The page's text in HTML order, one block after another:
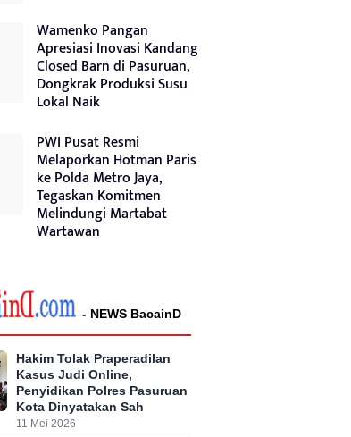
Wamenko Pangan
Apresiasi Inovasi Kandang
Closed Barn di Pasuruan,
Dongkrak Produksi Susu
Lokal Naik
PWI Pusat Resmi
Melaporkan Hotman Paris
ke Polda Metro Jaya,
Tegaskan Komitmen
Melindungi Martabat
Wartawan
- NEWS BacainD
Hakim Tolak Praperadilan
Kasus Judi Online,
Penyidikan Polres Pasuruan
Kota Dinyatakan Sah
11 Mei 2026